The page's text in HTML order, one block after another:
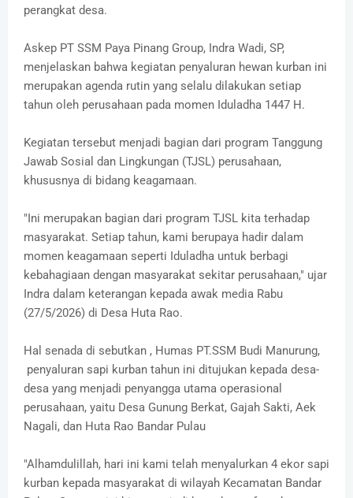
perangkat desa.
Askep PT SSM Paya Pinang Group, Indra Wadi, SP,
menjelaskan bahwa kegiatan penyaluran hewan kurban ini
merupakan agenda rutin yang selalu dilakukan setiap
tahun oleh perusahaan pada momen Iduladha 1447 H.
Kegiatan tersebut menjadi bagian dari program Tanggung
Jawab Sosial dan Lingkungan (TJSL) perusahaan,
khususnya di bidang keagamaan.
"Ini merupakan bagian dari program TJSL kita terhadap
masyarakat. Setiap tahun, kami berupaya hadir dalam
momen keagamaan seperti Iduladha untuk berbagi
kebahagiaan dengan masyarakat sekitar perusahaan," ujar
Indra dalam keterangan kepada awak media Rabu
(27/5/2026) di Desa Huta Rao.
Hal senada di sebutkan , Humas PT.SSM Budi Manurung,
penyaluran sapi kurban tahun ini ditujukan kepada desa-
desa yang menjadi penyangga utama operasional
perusahaan, yaitu Desa Gunung Berkat, Gajah Sakti, Aek
Nagali, dan Huta Rao Bandar Pulau
"Alhamdulillah, hari ini kami telah menyalurkan 4 ekor sapi
kurban kepada masyarakat di wilayah Kecamatan Bandar